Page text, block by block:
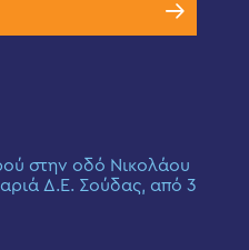
στην οδό Νικολάου
Δ.Ε. Σούδας, από 3